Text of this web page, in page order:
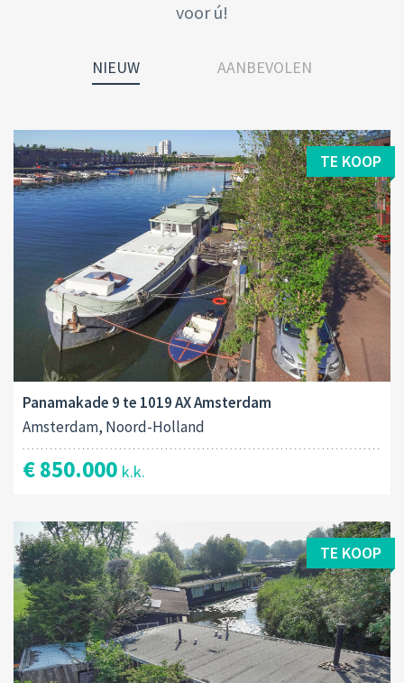
voor ú!
NIEUW AANBEVOLEN
TE KOOP
Panamakade 9 te 1019 AX Amsterdam
Amsterdam, Noord-Holland
€ 850.000 k.k.
TE KOOP